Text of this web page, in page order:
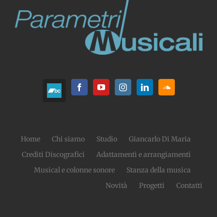
Home Chi siamo Studio
Giancarlo Di Maria
Crediti Discografici
Adattamenti e arrangiamenti
Musical e colonne sonore
Stanza della musica
Novità
Progetti Contatti